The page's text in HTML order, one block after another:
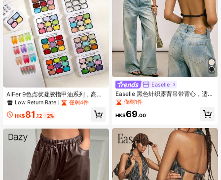
AiFer 9色点状凝胶指甲油系列，高饱
和度流行半固态彩色凝胶，适合美甲
Low Return Rate 僅剩4件
HK$81 .12 -2%
Easelle
Easelle 黑色针织露背吊带背心，适合
音乐节、春夏穿着。
僅剩1件
HK$69.00